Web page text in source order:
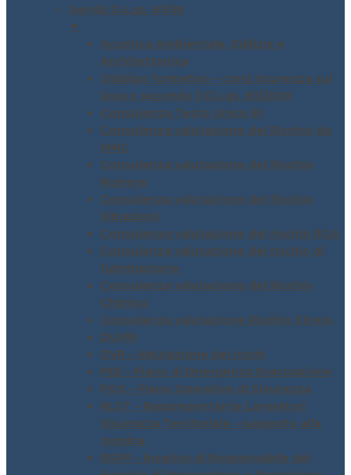
Servizi D.Lgs. 81/08
▼
Acustica Ambientale, Edilizia e
Architettonica
Obbligo formativo – corsi sicurezza sul
lavoro secondo il D.Lgs. 81/2008
Consulenza Testo Unico 81
Consulenza valutazione del Rischio da
MMC
Consulenza valutazione del Rischio
Rumore
Consulenza valutazione del Rischio
Vibrazioni
Consulenza valutazione del rischio ROA
Consulenza valutazione del rischio di
fulminazione
Consulenza valutazione del Rischio
Chimico
Consulenza valutazione Rischio Stress
DUVRI
DVR – Valutazione dei rischi
PEE – Piano di Emergenza Evacuazione
POS – Piano Operativo di Sicurezza
RLST – Rappresentante Lavoratori
Sicurezza Territoriale – supporto alla
nomina
RSPP – Incarico di Responsabile del